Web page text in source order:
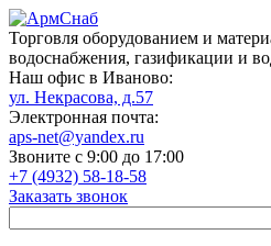
Торговля оборудованием и
водоснабжения, газификации и
Наш офис в Иваново:
ул. Некрасова, д.57
Электронная почта:
aps-net@yandex.ru
Звоните с 9:00 до 17:00
+7 (4932) 58-18-58
Заказать звонок